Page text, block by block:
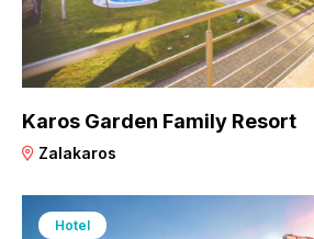
Karos Garden Family Resort
Zalakaros
Hotel